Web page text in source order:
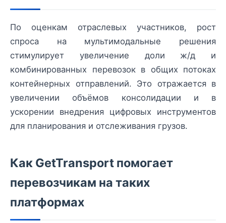
По оценкам отраслевых участников, рост
спроса на мультимодальные решения
стимулирует увеличение доли ж/д и
комбинированных перевозок в общих потоках
контейнерных отправлений. Это отражается в
увеличении объёмов консолидации и в
ускорении внедрения цифровых инструментов
для планирования и отслеживания грузов.
Как GetTransport помогает
перевозчикам на таких
платформах